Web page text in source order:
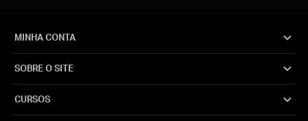
MINHA CONTA
SOBRE O SITE
CURSOS